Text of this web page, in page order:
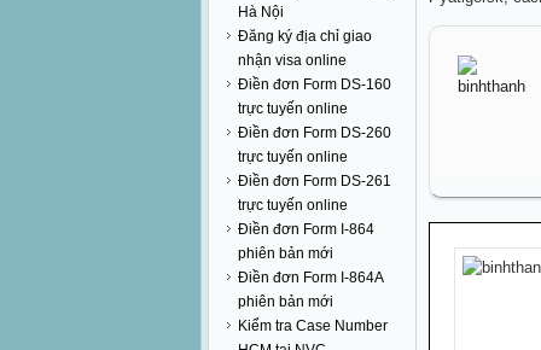
Hà Nội
Đăng ký địa chỉ giao
nhận visa online
Điền đơn Form DS-160
trực tuyến online
Điền đơn Form DS-260
trực tuyến online
Điền đơn Form DS-261
trực tuyến online
Điền đơn Form I-864
phiên bản mới
Điền đơn Form I-864A
phiên bản mới
Kiểm tra Case Number